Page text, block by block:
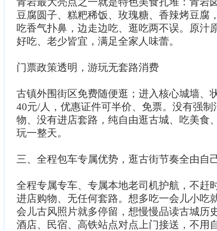
豆腐圆子、糕粑稀饭、玫瑰糖、香辣烤豆腐
吃香气扑鼻，边走边吃、逛吃两不误。原汁
好吃、老少皆宜，满足全家人味蕾。
门票政策透明，游玩无套路消费
古镇外围街区免费随便逛；进入核心城墙、
40元/人，优惠证件可半价、免票。没有强
物、没有进店套路，纯自由逛古城、吃美食
玩一整天。
三、全程包车专属优势，逛古街节奏全由自
全程专属专车、专属本地老司机护航，不赶
进店购物、无任何套路。想多吃一会儿小吃
会儿古风照片就多停留，想慢慢品读古城历
酒店、民宿、高铁站点对点上门接送，不用